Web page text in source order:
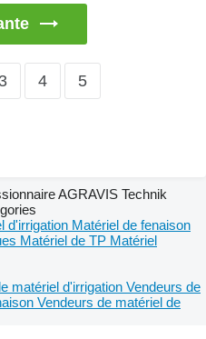
3 4 5
AGRAVIS Technik
d'irrigation Matériel de fenaison
Matériel de TP Matériel
matériel d'irrigation Vendeurs de
Vendeurs de matériel de